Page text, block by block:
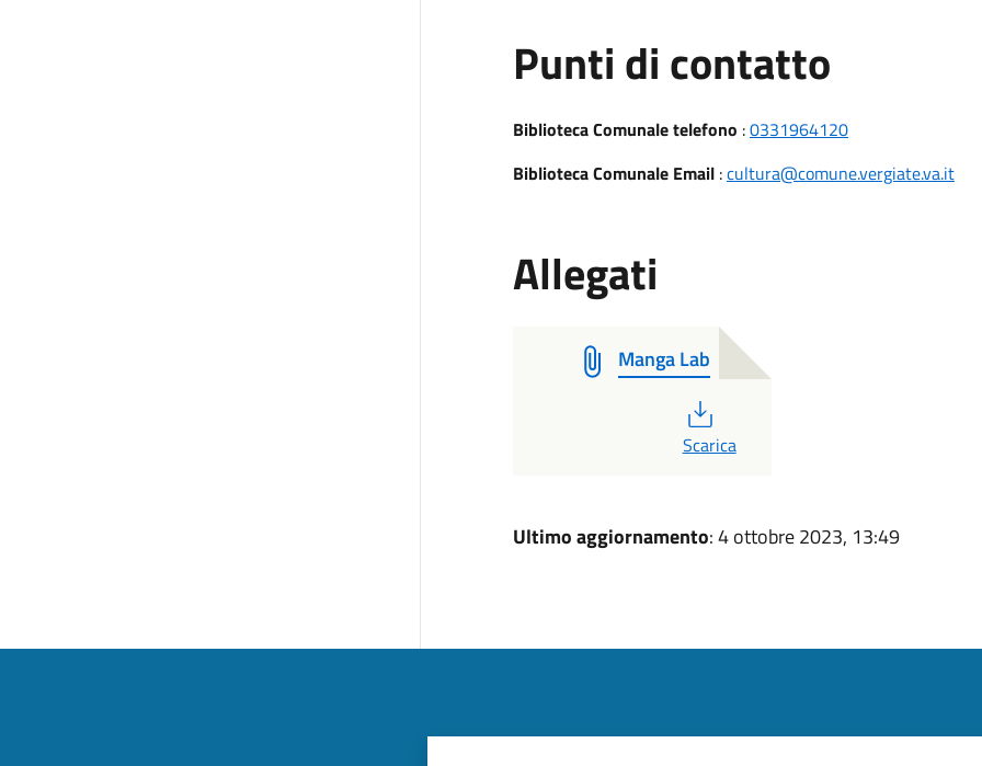
Punti di contatto
Biblioteca Comunale telefono :0331964120
Biblioteca Comunale Email:cultura@comune.vergiate.va.it
Allegati
Manga Lab
PDF
Scarica
Ultimo aggiornamento: 4 ottobre 2023, 13:49